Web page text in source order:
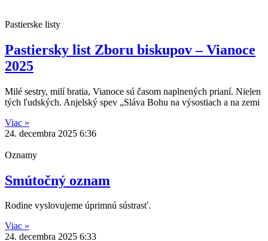
Pastierske listy
Pastiersky list Zboru biskupov – Vianoce
2025
Milé sestry, milí bratia, Vianoce sú časom naplnených prianí. Nielen
tých ľudských. Anjelský spev „Sláva Bohu na výsostiach a na zemi
Viac »
24. decembra 2025 6:36
Oznamy
Smútočný oznam
Rodine vyslovujeme úprimnú sústrasť.
Viac »
24. decembra 2025 6:33